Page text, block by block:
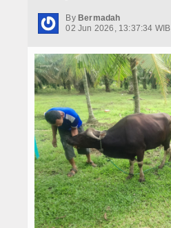
Iptek
Politik
Berita Foto
Budaya & Pariwisata
Ekbis
Olahraga
By Bermadah
02 Jun 2026, 13:37:34 WIB